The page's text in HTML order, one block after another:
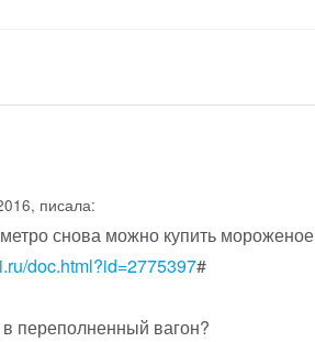
писала:
снова можно купить мороженое
doc.html?id=2775397#
переполненный вагон?